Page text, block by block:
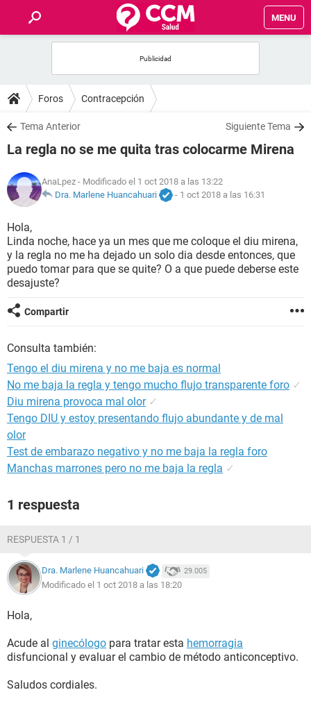
MENU
FOROS
SALUD
FAMILIA
NUTRICIÓN
BIENESTAR
SEXUALIDAD
GLOSARIO
Foros Contracepción
Tema Anterior Siguiente Tema
La regla no se me quita tras colocarme Mirena
AnaLpez - Modificado el 1 oct 2018 a las 13:22
Dra. Marlene Huancahuari
- 1 oct 2018 a las 16:31
Hola,
Linda noche, hace ya un mes que me coloque el diu mirena,
y la regla no me ha dejado un solo dia desde entonces, que
puedo tomar para que se quite? O a que puede deberse este
desajuste?
Compartir
Consulta también:
Tengo el diu mirena y no me baja es normal
No me baja la regla y tengo mucho flujo transparente foro ✓
Diu mirena provoca mal olor ✓
Tengo DIU y estoy presentando flujo abundante y de mal
olor
Test de embarazo negativo y no me baja la regla foro
Manchas marrones pero no me baja la regla ✓
1 respuesta
RESPUESTA 1 / 1
Dra. Marlene Huancahuari 29.005
Modificado el 1 oct 2018 a las 18:20
Hola,
Acude al ginecólogo para tratar esta hemorragia
disfuncional y evaluar el cambio de método anticonceptivo.
Saludos cordiales.